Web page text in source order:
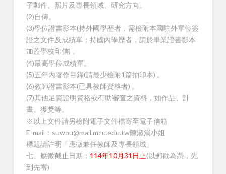
子郵件、照片及專長領域、研究方向。
(2)自傳。
(3)學位證書影本(持外國學歷者，需檢附本國駐外單位簽
證之文件及成績單；持國內學歷者，請於畢業證書影本
加蓋學校印信) 。
(4)最高學位成績單。
(5)五年內著作目錄(請最少檢附1篇抽印本) 。
(6)教師證書影本(已具教師資格者) 。
(7)其他足資證明資格或有助審查之資料，如作品、計
晝、獲獎等。
※以上文件請另檢附電子文件檔寄至電子信箱
E-mail：suwou@mail.mcu.edu.tw陳淑涓小姐
標題請註明「應徵兼任教師及專長領域」
七、應徵截止日期： 114年10月31日止(以郵戳為憑，先
到先審)